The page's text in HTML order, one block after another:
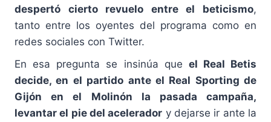
despertó cierto revuelo entre el beticismo,
tanto entre los oyentes del programa como en
redes sociales con Twitter.
En esa pregunta se insinúa que el Real Betis
decide, en el partido ante el Real Sporting de
Gijón en el Molinón la pasada campaña,
levantar el pie del acelerador y dejarse ir ante la